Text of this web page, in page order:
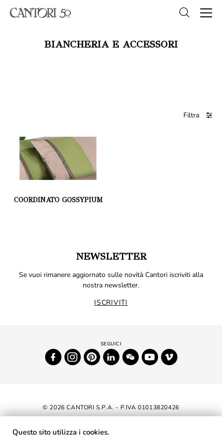
BIANCHERIA E ACCESSORI
Filtra
COORDINATO GOSSYPIUM
NEWSLETTER
Se vuoi rimanere aggiornato sulle novità Cantori iscriviti alla
nostra newsletter.
ISCRIVITI
© 2026 CANTORI S.P.A. - P.IVA 01013820426
DICHIARAZIONE DI ACCESSIBILITÀ
Questo sito utilizza i cookies.